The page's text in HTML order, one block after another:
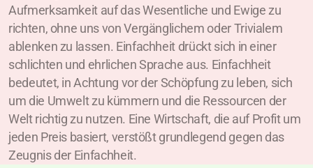
Aufmerksamkeit auf das Wesentliche und Ewige zu
richten, ohne uns von Vergänglichem oder Trivialem
ablenken zu lassen. Einfachheit drückt sich in einer
schlichten und ehrlichen Sprache aus. Einfachheit
bedeutet, in Achtung vor der Schöpfung zu leben, sich
um die Umwelt zu kümmern und die Ressourcen der
Welt richtig zu nutzen. Eine Wirtschaft, die auf Profit um
jeden Preis basiert, verstößt grundlegend gegen das
Zeugnis der Einfachheit.